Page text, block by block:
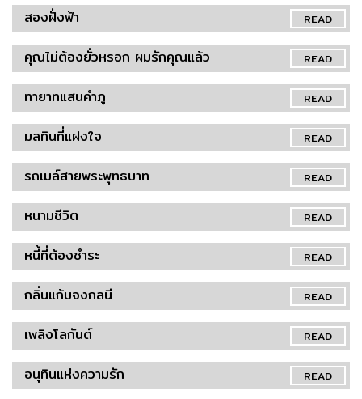
READ
สองฝั่งฟ้า
READ
คุณไม่ต้องยั่วหรอก ผมรักคุณแล้ว
READ
ทายาทแสนคำภู
READ
มลทินที่แฝงใจ
READ
รถเมล์สายพระพุทธบาท
READ
หนามชีวิต
READ
หนี้ที่ต้องชำระ
READ
กลิ่นแก้มจงกลนี
READ
เพลิงโลกันต์
READ
อนุทินแห่งความรัก